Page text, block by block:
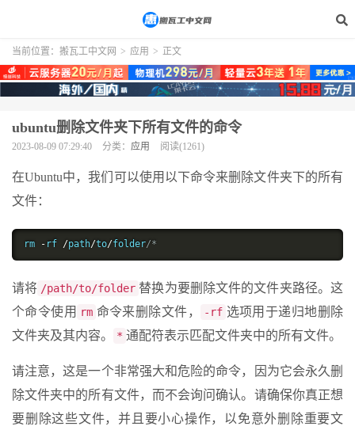
当前位置： 搬瓦工中文网 > 应用 > 正文
ubuntu删除文件夹下所有文件的命令
2023-08-09 07:29:40 分类： 应用 阅读(1261)
在Ubuntu中，我们可以使用以下命令来删除文件夹下的所有
文件：
rm - rf /path/to/folder/*
请将 /path/to/folder 替换为要删除文件的文件夹路径。这
个命令使用 rm 命令来删除文件， -rf 选项用于递归地删除
文件夹及其内容。
* 通配符表示匹配文件夹中的所有文件。
请注意，这是一个非常强大和危险的命令，因为它会永久删
除文件夹中的所有文件，而不会询问确认。请确保你真正想
要删除这些文件，并且要小心操作，以免意外删除重要文